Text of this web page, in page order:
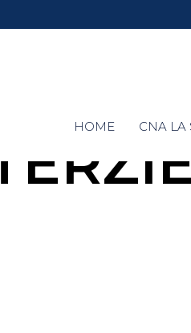
HOME CNA LA